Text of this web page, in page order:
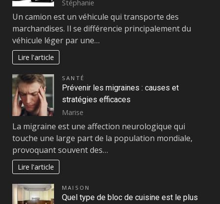
Stéphanie
Un camion est un véhicule qui transporte des
marchandises. Il se différencie principalement du
véhicule léger par une…
Lire l'article
SANTÉ
Prévenir les migraines : causes et
stratégies efficaces
Marise
La migraine est une affection neurologique qui
touche une large part de la population mondiale,
provoquant souvent des…
Lire l'article
MAISON
Quel type de bloc de cuisine est le plus